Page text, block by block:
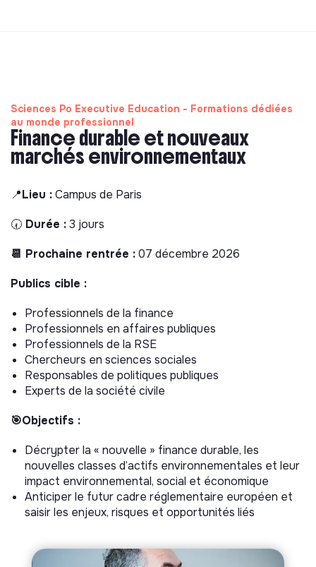
Sciences Po Executive Education - Formations dédiées
au monde professionnel
Finance durable et nouveaux
marchés environnementaux
📍Lieu :Campus de Paris
🕢 Durée :3 jours
📆 Prochaine rentrée :07 décembre 2026
Publics cible :
Professionnels de la finance
Professionnels en affaires publiques
Professionnels de la RSE
Chercheurs en sciences sociales
Responsables de politiques publiques
Experts de la société civile
🎯Objectifs :
Décrypter la « nouvelle » finance durable, les
nouvelles classes d’actifs environnementales et leur
impact environnemental, social et économique
Anticiper le futur cadre réglementaire européen et
saisir les enjeux, risques et opportunités liés